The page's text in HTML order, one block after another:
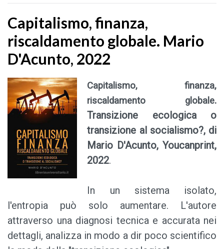
Capitalismo, finanza,
riscaldamento globale. Mario
D'Acunto, 2022
Capitalismo, finanza,
riscaldamento globale.
Transizione ecologica o
transizione al socialismo?, di
Mario D'Acunto, Youcanprint,
2022.
In un sistema isolato,
l'entropia può solo aumentare. L'autore
attraverso una diagnosi tecnica e accurata nei
dettagli, analizza in modo a dir poco scientifico